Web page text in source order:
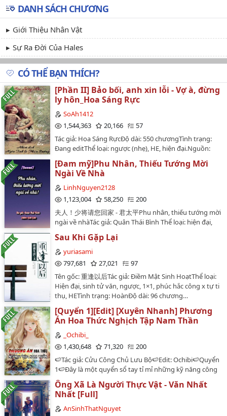
DANH SÁCH CHƯƠNG
Giới Thiệu Nhân Vật
Sự Ra Đời Của Hales
CÓ THỂ BẠN THÍCH?
[Phần II] Bảo bối, anh xin lỗi - Vợ à, đừng
ly hôn_Hoa Sáng Rực
SoAh1412
1,544,363
20,166
57
Tác giả: Hoa Sáng RựcĐộ dài: 550 chươngTình trạng:
Đang editThể loại: ngược (nhẹ), HE, hiện đại.Nguồn:
Ngôn Tình là Thiên Đường [FB]Nhóm dịch: Ngôn Tình
là Thiên Đường…
[Đam mỹ]Phu Nhân, Thiếu Tướng Mời
Ngài Về Nhà
LinhNguyen2128
1,123,004
58,250
200
夫人！少将请您回家 - 君太平Phu nhân, thiếu tướng mời
ngài về nhàTác giả: Quân Thái Bình Thể loại: hiện đại,
phúc hắc quân trưởng công, tao nhã quý công tử thụ,
hài, 1×1, HETình trạng bản gốc: Hoàn 196 chương + 14
phiên ngoạiTình trạng bản edit: đã hoàn chính văn,
đang beta lại chính văn, phiên ngoại từ từ gòi tính nho
https://wisterialh0601.wordpress.com/dam-my/dam-
my-edit/phu-nhan-thieu-tuong-thinh-ngai-ve-nha/
(beta)+Từ chương 147 trở đi:
https://wikidich.com/truyen/phu-nhan-thieu-tuong-
thinh-ngai-ve-nha-WRqfa~8h7Hk_civJ#!
(edit)_______Đường Mộ nằm mơ cũng không nghĩ tới,
hắn chỉ là về nước tham gia hôn lễ của ca ca nhà mình,
thuận tiện thay ca ca đi giao một đám trang bị quân
dụng, cư nhiên ngay cả bản thân mình cũng đem
bán!Thẩm Lãng không dự đoán được mình chỉ là tâm
huyết dâng trào, thay thuộc hạ đi tiếp nhận một đám
trang bị tân tiến, cư nhiên tiếp nhận một đám trang bị
lớn nhất cuộc đời này - người yêu!Khi quý công tử gặp
gỡ phúc hắc quân trưởng, màn trình diễn của hai
Sau Khi Gặp Lại
yuriasami
797,681
27,021
97
Tên gốc: 重逢以后Tác giả: Điềm Mật Sinh HoạtThể loại:
Hiện đại, sinh tử văn, ngược, 1×1, phúc hắc công x tự ti
thụ, HETình trạng: HoànĐộ dài: 96 chương…
[Quyển 1][Edit] [Xuyên Nhanh] Phương
Án Hoa Thức Nghịch Tập Nam Thần
_Ochibi_
1,430,648
71,320
200
🍉Tác giả: Cửu Công Chủ Lưu Bộ🍉Edit: Ochibi🍉Quyển
1🍉Đây là một quyển sổ tay tỉ mỉ những kỹ năng công
lược các loại nam thần.Các thể loại mục tiêu công
lược:Băng sơn giáo thảo √Tổng tài bá đạo√Hắc đạo tà
mị√Vương gia ngạo kiều √Mạt thế cường giả √Muội
khống ca ca √Học trưởng ôn nhu√Giải trí thiên vương
Ông Xã Là Người Thực Vật - Văn Nhất
Nhất [Full]
AnSinhThatNguyet